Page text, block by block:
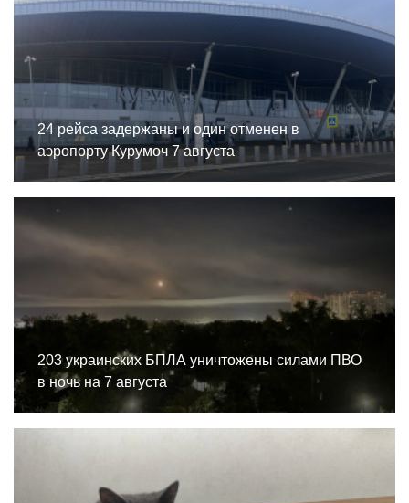
24 рейса задержаны и один отменен в
аэропорту Курумоч 7 августа
203 украинских БПЛА уничтожены силами ПВО
в ночь на 7 августа